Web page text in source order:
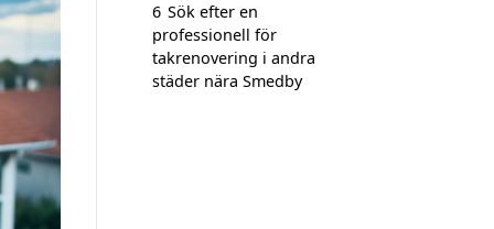
6 Sök efter en
professionell för
takrenovering i andra
städer nära Smedby